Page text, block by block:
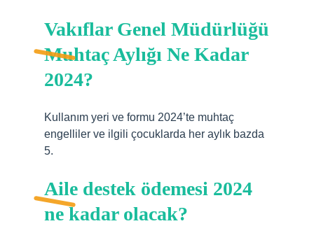
Vakıflar Genel Müdürlüğü
Muhtaç Aylığı Ne Kadar
2024?
Kullanım yeri ve formu 2024’te muhtaç
engelliler ve ilgili çocuklarda her aylık bazda
5.
Aile destek ödemesi 2024
ne kadar olacak?